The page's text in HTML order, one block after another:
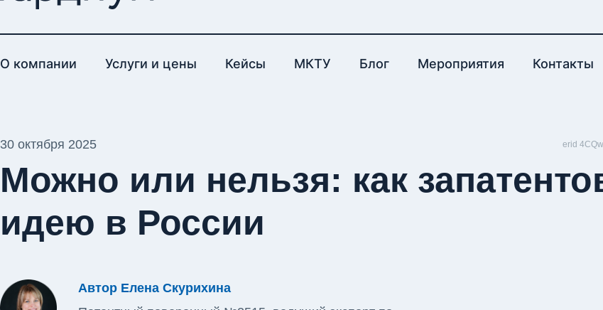
О компании Услуги и цены Кейсы МКТУ Блог Мероприятия Контакты
30 октября 2025 erid
Можно или нельзя: как
идею в России
Автор Елена Скурихина